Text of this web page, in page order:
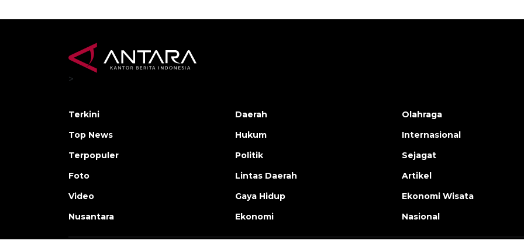
>
Terkini
Top News
Terpopuler
Foto
Video
Nusantara
Daerah
Hukum
Politik
Lintas Daerah
Gaya Hidup
Ekonomi
Olahraga
Internasional
Sejagat
Artikel
Ekonomi Wisata
Nasional